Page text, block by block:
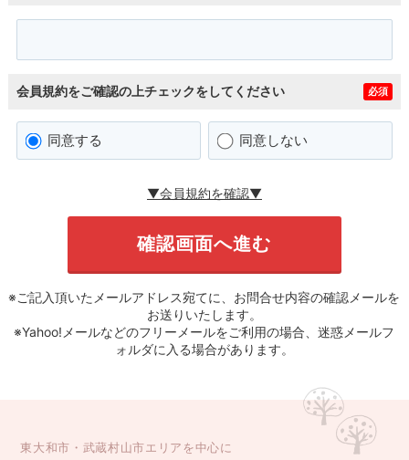
会員規約をご確認の上チェックをしてください 必須
同意する 同意しない
▼会員規約を確認▼
※ご記入頂いたメールアドレス宛てに、お問合せ内容の確認メールを
お送りいたします。
※Yahoo!メールなどのフリーメールをご利用の場合、迷惑メールフ
ォルダに入る場合があります。
東大和市・武蔵村山市エリアを中心に